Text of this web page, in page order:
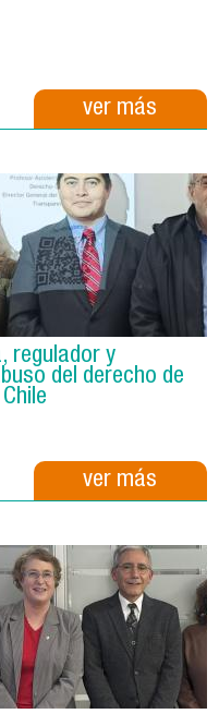
ver más
regulador y
del derecho de
ver más